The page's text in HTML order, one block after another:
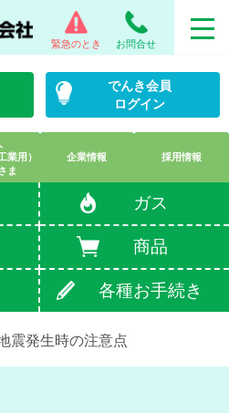
緊急のとき お問合せ
でんき会員
ログイン
業用）
ま
企業情報 採用情報
ガス
商品
各種お手続き
震発生時の注意点